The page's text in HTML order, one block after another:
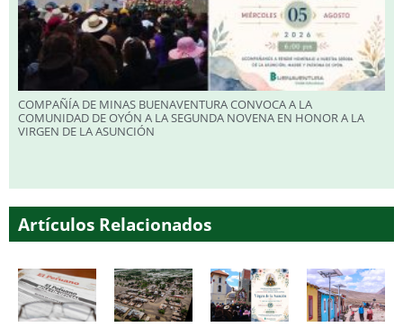
COMPAÑÍA DE MINAS BUENAVENTURA CONVOCA A LA
COMUNIDAD DE OYÓN A LA SEGUNDA NOVENA EN HONOR A LA
VIRGEN DE LA ASUNCIÓN
Artículos Relacionados